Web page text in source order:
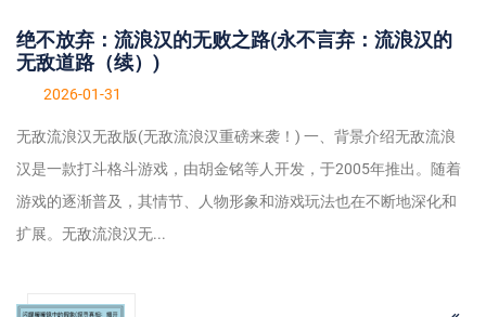
绝不放弃：流浪汉的无败之路(永不言弃：流浪汉的
无敌道路（续）)
2026-01-31
无敌流浪汉无敌版(无敌流浪汉重磅来袭！) 一、背景介绍无敌流浪
汉是一款打斗格斗游戏，由胡金铭等人开发，于2005年推出。随着
游戏的逐渐普及，其情节、人物形象和游戏玩法也在不断地深化和
扩展。无敌流浪汉无...